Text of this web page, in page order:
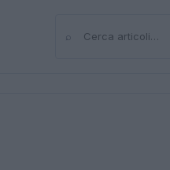
⌕Cerca